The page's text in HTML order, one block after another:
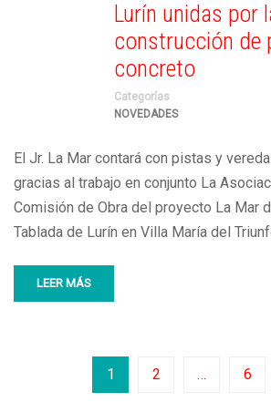
Lurín unidas por
construcción de
concreto
Categorías
NOVEDADES
El Jr. La Mar contará con pistas y
gracias al trabajo en conjunto La
Comisión de Obra del proyecto La Mar
Tablada de Lurín en Villa María del
LEER MÁS
1 2 … 6